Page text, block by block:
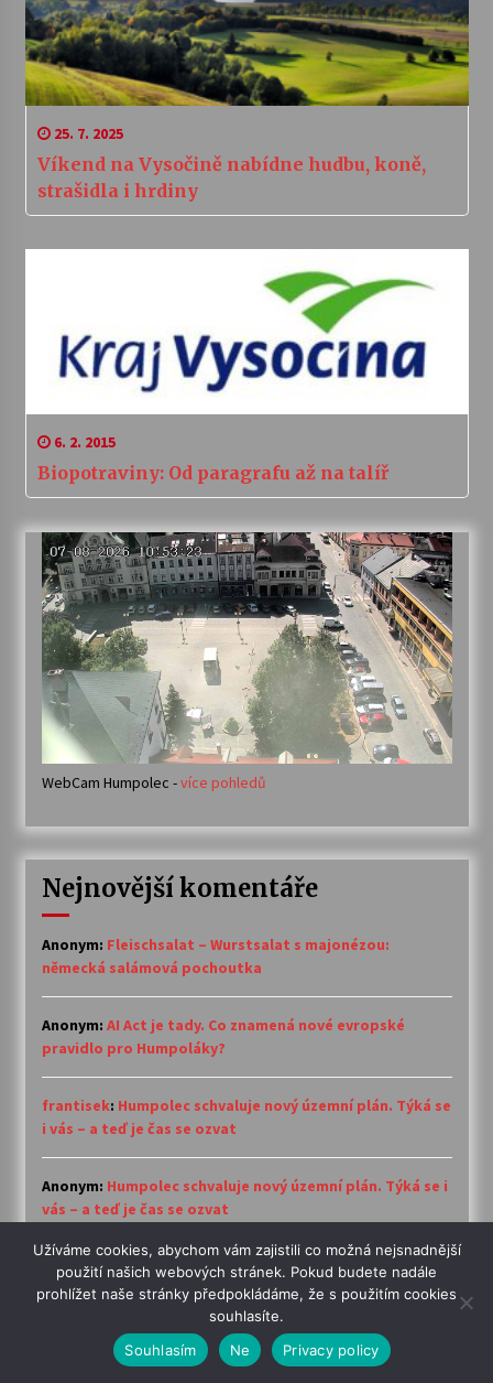
25. 7. 2025
Víkend na Vysočině nabídne hudbu, koně,
strašidla i hrdiny
6. 2. 2015
Biopotraviny: Od paragrafu až na talíř
WebCam Humpolec -více pohledů
Nejnovější komentáře
Anonym: Fleischsalat – Wurstsalat s majonézou:
německá salámová pochoutka
Anonym: AI Act je tady. Co znamená nové evropské
pravidlo pro Humpoláky?
frantisek: Humpolec schvaluje nový územní plán. Týká se
i vás – a teď je čas se ozvat
Anonym: Humpolec schvaluje nový územní plán. Týká se i
vás – a teď je čas se ozvat
Ulrich Marsch:Humpolec schvaluje nový územní plán.
Týká se i vás – a teď je čas se ozvat
Užíváme cookies, abychom vám zajistili co možná nejsnadnější
použití našich webových stránek. Pokud budete nadále
prohlížet naše stránky předpokládáme, že s použitím cookies
souhlasíte.
Souhlasím
Ne Privacy policy